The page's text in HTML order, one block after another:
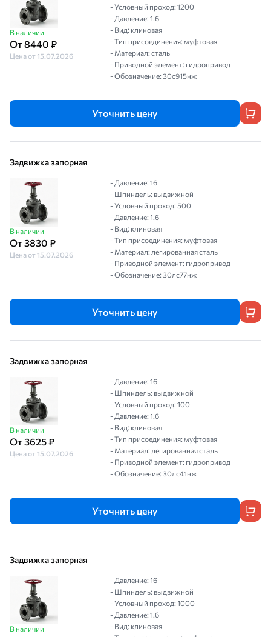
В наличии
От 8440 ₽
Цена от 15.07.2026
- Условный проход: 1200
- Давление: 1.6
- Вид: клиновая
- Тип присоединения: муфтовая
- Материал: сталь
- Приводной элемент: гидропривод
- Обозначение: 30с915нж
Уточнить цену
Задвижка запорная
В наличии
От 3830 ₽
Цена от 15.07.2026
- Давление: 16
- Шпиндель: выдвижной
- Условный проход: 500
- Давление: 1.6
- Вид: клиновая
- Тип присоединения: муфтовая
- Материал: легированная сталь
- Приводной элемент: гидропривод
- Обозначение: 30лс77нж
Уточнить цену
Задвижка запорная
В наличии
От 3625 ₽
Цена от 15.07.2026
- Давление: 16
- Шпиндель: выдвижной
- Условный проход: 100
- Давление: 1.6
- Вид: клиновая
- Тип присоединения: муфтовая
- Материал: легированная сталь
- Приводной элемент: гидропривод
- Обозначение: 30лс41нж
Уточнить цену
Задвижка запорная
В наличии
- Давление: 16
- Шпиндель: выдвижной
- Условный проход: 1000
- Давление: 1.6
- Вид: клиновая